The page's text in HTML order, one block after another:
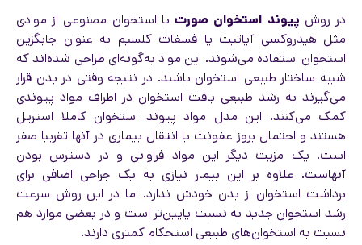
در روش پیوند استخوان صورتبا استخوان مصنوعی از موادی
مثل هیدروکسی آپاتیت یا فسفات کلسیم به‌ عنوان جایگزین
استخوان استفاده می‌شوند. این مواد به‌گونه‌ای طراحی شده‌اند که
شبیه ساختار طبیعی استخوان باشند. در نتیجه وقتی در بدن قرار
می‌گیرند به رشد طبیعی بافت استخوان در اطراف مواد پیوندی
کمک می‌کنند. این مدل مواد پیوند استخوان کاملا استریل
هستند و احتمال بروز عفونت یا انتقال بیماری در آنها تقریبا صفر
است. یک مزیت دیگر این مواد فراوانی و در دسترس بودن
آنهاست. علاوه بر این بیمار نیازی به یک جراحی اضافی برای
برداشت استخوان از بدن خودش ندارد. اما در این روش سرعت
رشد استخوان جدید به نسبت پایین‌تر است و در بعضی موارد هم
نسبت به استخوان‌های طبیعی استحکام کمتری دارند.